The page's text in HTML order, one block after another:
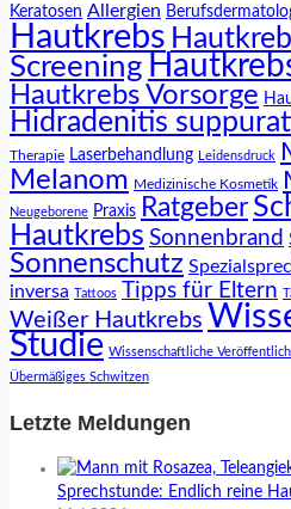
Keratosen Allergien
Hautkrebs
Screening
Hautkrebs Vorsorge
Hidradenitis
Therapie Laserbehandlung Leidensdruck
Melanom Medizinische Kosmetik
Neugeborene Praxis Ratgeber
Hautkrebs Sonnenbrand
Sonnenschutz
inversa
Tattoos Tipps für Eltern
Weißer Hautkrebs
Studie Wissenschaftliche
Übermäßiges Schwitzen
Letzte Meldungen
Sprechstunde: Endlich reine